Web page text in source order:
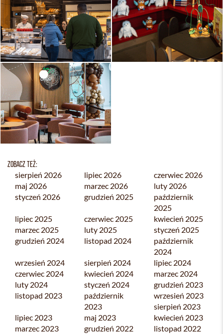
ZOBACZ TEŻ:
sierpień 2026 lipiec 2026
czerwiec 2026
maj 2026
marzec 2026
luty 2026
styczeń 2026
grudzień 2025
październik
2025
lipiec 2025
czerwiec 2025
kwiecień 2025
marzec 2025
luty 2025
styczeń 2025
grudzień 2024
listopad 2024
październik
2024
wrzesień 2024
sierpień 2024
lipiec 2024
czerwiec 2024
kwiecień 2024
marzec 2024
luty 2024
styczeń 2024
grudzień 2023
listopad 2023
październik
2023
wrzesień 2023
sierpień 2023
lipiec 2023
maj 2023
kwiecień 2023
marzec 2023
grudzień 2022
listopad 2022